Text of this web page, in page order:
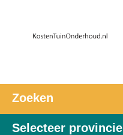
Zoeken
Selecteer provincie